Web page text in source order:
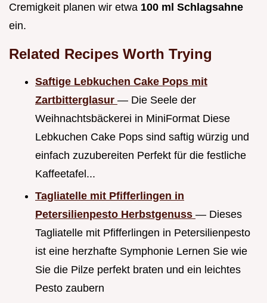
Cremigkeit planen wir etwa 100 ml Schlagsahne
ein.
Related Recipes Worth Trying
Saftige Lebkuchen Cake Pops mit
Zartbitterglasur — Die Seele der
Weihnachtsbäckerei in MiniFormat Diese
Lebkuchen Cake Pops sind saftig würzig und
einfach zuzubereiten Perfekt für die festliche
Kaffeetafel...
Tagliatelle mit Pfifferlingen in
Petersilienpesto Herbstgenuss — Dieses
Tagliatelle mit Pfifferlingen in Petersilienpesto
ist eine herzhafte Symphonie Lernen Sie wie
Sie die Pilze perfekt braten und ein leichtes
Pesto zaubern